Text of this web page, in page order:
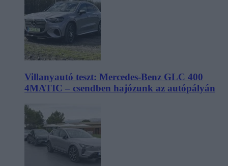
Villanyautó teszt: Mercedes-Benz GLC 400
4MATIC – csendben hajózunk az autópályán